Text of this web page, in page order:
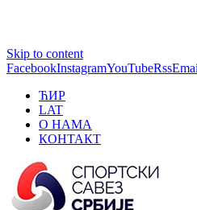
Skip to content
FacebookInstagramYouTubeRss
ЋИР
LAT
О НАМА
КОНТАКТ